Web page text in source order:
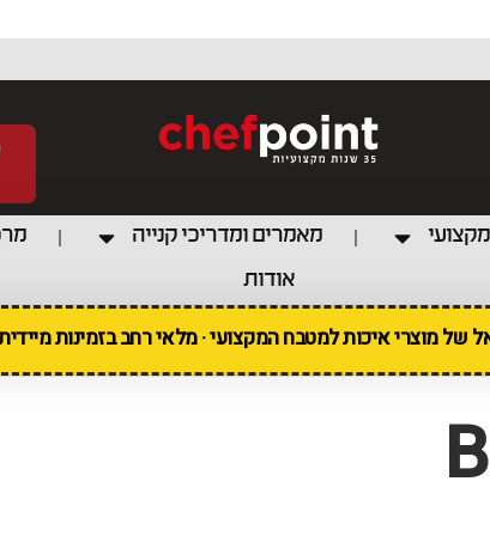
מאמרים ומדריכי קנייה
אודות
של מוצרי איכות למטבח המקצועי · מלאי רחב בזמינות